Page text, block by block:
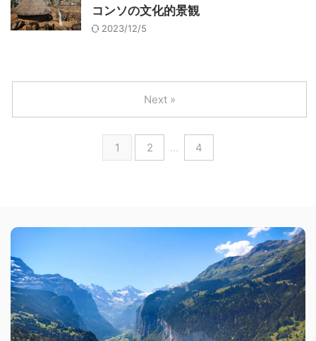
コンソの文化的景観
2023/12/5
1 2 … 4
Next »